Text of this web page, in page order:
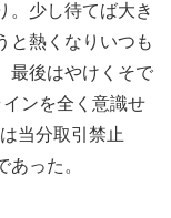
。少し待てば大き
と熱くなりいつも
最後はやけくそで
ンを全く意識せ
当分取引禁止
った。